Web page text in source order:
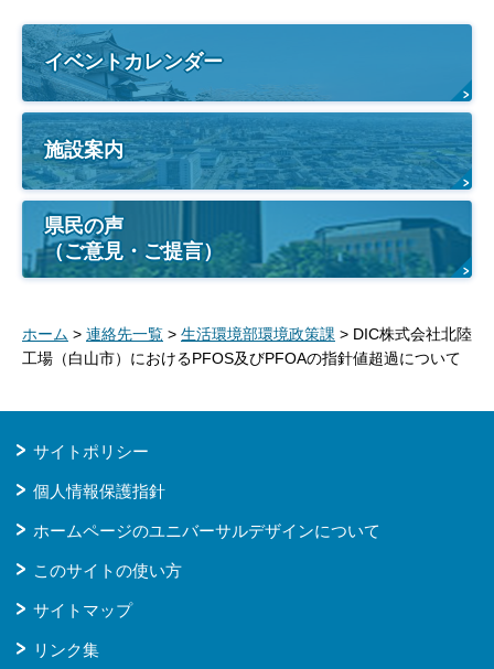
イベントカレンダー
施設案内
県民の声
（ご意見・ご提言）
ホーム > 連絡先一覧 > 生活環境部環境政策課 > DIC株式会社北陸
工場（白山市）におけるPFOS及びPFOAの指針値超過について
サイトポリシー
個人情報保護指針
ホームページのユニバーサルデザインについて
このサイトの使い方
サイトマップ
リンク集